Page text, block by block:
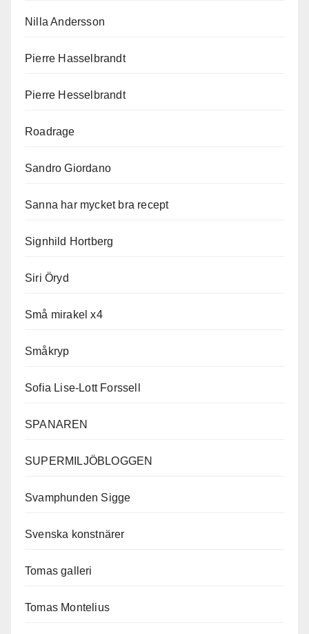
Nilla Andersson
Pierre Hasselbrandt
Pierre Hesselbrandt
Roadrage
Sandro Giordano
Sanna har mycket bra recept
Signhild Hortberg
Siri Öryd
Små mirakel x4
Småkryp
Sofia Lise-Lott Forssell
SPANAREN
SUPERMILJÖBLOGGEN
Svamphunden Sigge
Svenska konstnärer
Tomas galleri
Tomas Montelius